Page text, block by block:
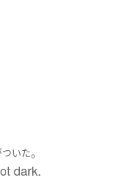
いた。
dark.